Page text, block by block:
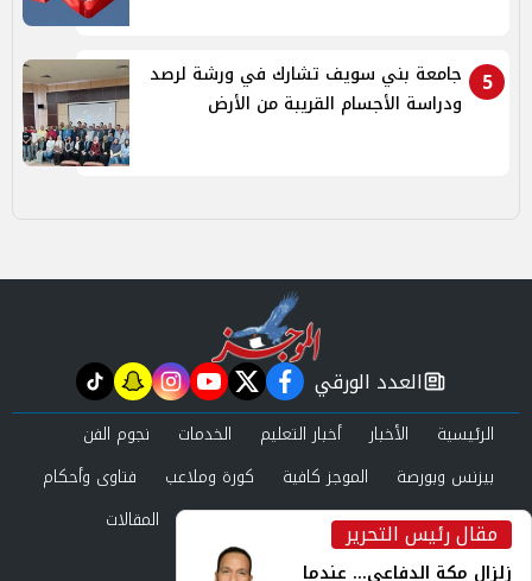
5
جامعة بني سويف تشارك في ورشة لرصد
ودراسة الأجسام القريبة من الأرض
مقال رئيس التحرير
زلزال مكة الدفاعي... عندما
newspaper
العدد الورقي facebook
twitter
youtube
instagram
snapchat
tiktok
الرئيسية الأخبار أخبار التعليم الخدمات
نجوم الفن
بيزنس وبورصة
الموجز كافية كورة وملاعب
فتاوى وأحكام
صحة وجمال
عرب وعالم حوادث ومحاكم
المقالات
العدد الورقي